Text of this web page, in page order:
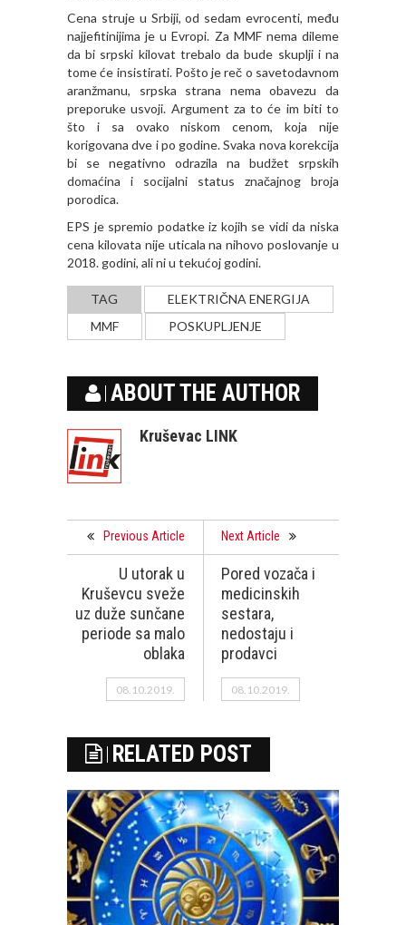
Cena struje u Srbiji, od sedam evrocenti, među
najjefitinijima je u Evropi. Za MMF nema dileme
da bi srpski kilovat trebalo da bude skuplji i na
tome će insistirati. Pošto je reč o savetodavnom
aranžmanu, srpska strana nema obavezu da
preporuke usvoji. Argument za to će im biti to
što i sa ovako niskom cenom, koja nije
korigovana dve i po godine. Svaka nova korekcija
bi se negativno odrazila na budžet srpskih
domaćina i socijalni status značajnog broja
porodica.
EPS je spremio podatke iz kojih se vidi da niska
cena kilovata nije uticala na nihovo poslovanje u
2018. godini, ali ni u tekućoj godini.
TAG
ELEKTRIČNA ENERGIJA
MMF
POSKUPLJENJE
ABOUT THE AUTHOR
Kruševac LINK
Previous Article
U utorak u
Kruševcu sveže
uz duže sunčane
periode sa malo
oblaka
08.10.2019.
Next Article
Pored vozača i
medicinskih
sestara,
nedostaju i
prodavci
08.10.2019.
RELATED POST